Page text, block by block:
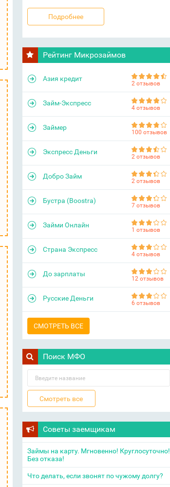
Подробнее
Рейтинг Микрозаймов
Азия кредит
2 отзывов
Займ-Экспресс
4 отзывов
Займер
100 отзывов
Экспресс Деньги
2 отзывов
Добро Займ
2 отзывов
Бустра (Boostra)
7 отзывов
Займи Онлайн
1 отзывов
Страна Экспресс
4 отзывов
До зарплаты
12 отзывов
Русские Деньги
6 отзывов
СМОТРЕТЬ ВСЕ
Поиск МФО
Советы заемщикам
Займы на карту. Мгновенно! Круглосуточно!
Без отказа!
Что делать, если звонят по чужому долгу?